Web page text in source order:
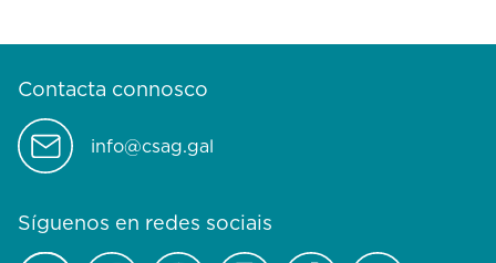
Contacta connosco
info@csag.gal
Síguenos en redes sociais